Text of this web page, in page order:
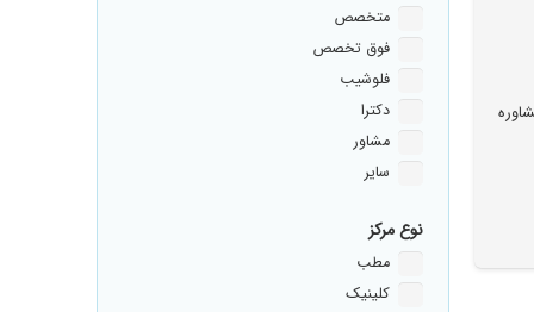
متخصص
فوق تخصص
فلوشیب
دکترا
مشاور
سایر
نوع مرکز
مطب
کلینیک